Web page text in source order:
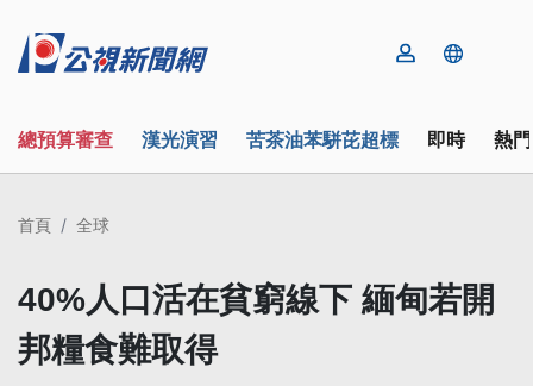
總預算審查 漢光演習 苦茶油苯駢芘超標 即時 熱
首頁 全球
40%人口活在貧窮線下 緬甸若開
邦糧食難取得